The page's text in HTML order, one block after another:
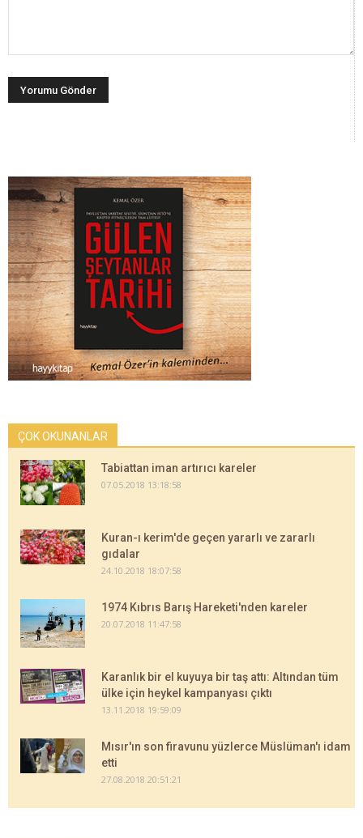
ÇOK OKUNANLAR
Tabiattan iman artırıcı kareler
07.05.2018 13:18:58
Kuran-ı kerim'de geçen yararlı ve zararlı
gıdalar
24.10.2018 18:07:58
1974 Kıbrıs Barış Hareketi'nden kareler
20.07.2018 11:47:58
Karanlık bir el kuyuya bir taş attı: Altından tüm
ülke için heykel kampanyası çıktı
13.11.2018 19:59:09
Mısır'ın son firavunu yüzlerce Müslüman'ı idam
etti
27.08.2018 20:51:21